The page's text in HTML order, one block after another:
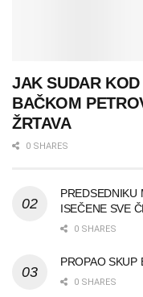
JAK SUDAR
BAČKOM
ŽRTAVA
0 SHARES
PREDSEDNIKU
ISEČENE SVE
0 SHARES
PROPAO SKUP
0 SHARES